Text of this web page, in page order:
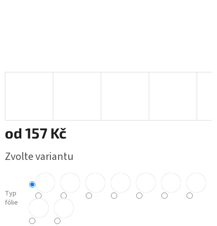
od 157 Kč
cena:
Zvolte variantu
Typ
fólie